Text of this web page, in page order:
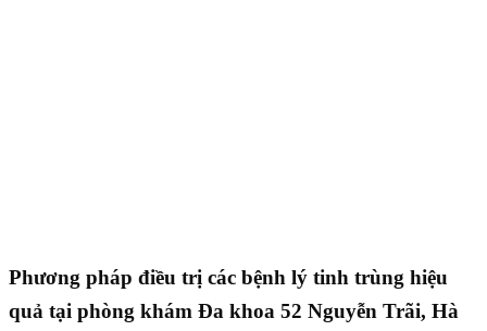
Phương pháp điều trị các bệnh lý tinh trùng hiệu
quả tại phòng khám Đa khoa 52 Nguyễn Trãi, Hà